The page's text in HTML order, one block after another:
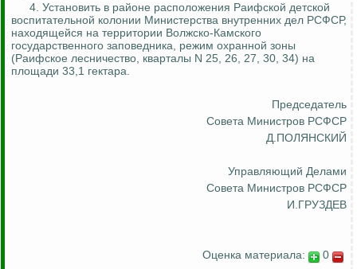
4. Установить в районе расположения Раифской детской
воспитательной колонии Министерства внутренних дел РСФСР,
находящейся на территории Волжско-Камского
государственного заповедника, режим охранной зоны
(Раифское лесничество, кварталы N 25, 26, 27, 30, 34) на
площади 33,1 гектара.
Председатель
Совета Министров РСФСР
Д.ПОЛЯНСКИЙ
Управляющий Делами
Совета Министров РСФСР
И.ГРУЗДЕВ
Оценка материала: 0